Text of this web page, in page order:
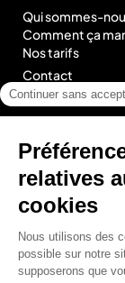
Qui sommes-
Comment ça
Nos tarifs
Contact
Blog
légal
Mentions légales
Conditions